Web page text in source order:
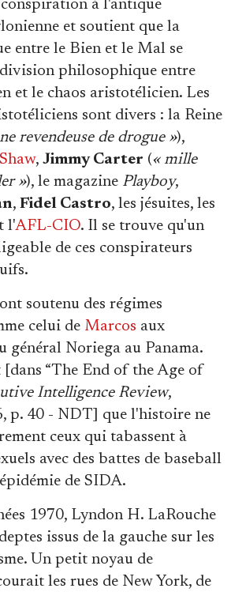
à l'antique
et soutient que la
entre le Bien et le Mal se
philosophique entre
et le chaos aristotélicien. Les
sont divers : la Reine
revendeuse de drogue »),
, Jimmy Carter (« mille
»), le magazine Playboy,
, Fidel Castro, les jésuites, les
l'AFL-CIO. Il se trouve qu'un
de ces conspirateurs
soutenu des régimes
celui de Marcos aux
général Noriega au Panama.
“The End of the Age of
Intelligence Review,
p. 40 - NDT] que l'histoire ne
ceux qui tabassent à
avec des battes de baseball
de SIDA.
1970, Lyndon H. LaRouche
issus de la gauche sur les
Un petit noyau de
les rues de New York, de